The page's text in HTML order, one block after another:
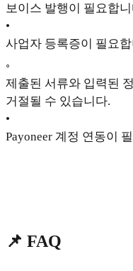
보이스 발행이 필요합
•
사업자 등록증이 필요
◦
제출된 서류와 입력된
거절될 수 있습니다.
•
Payoneer 계정 연동이
📌 FAQ